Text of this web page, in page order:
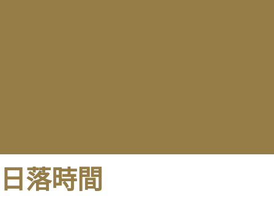
日落時間